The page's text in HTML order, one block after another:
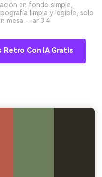
en fondo simple,
limpia y legible, solo
mesa --ar 3:4
Retro Con IA Gratis